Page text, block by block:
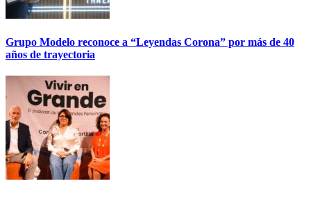
Grupo Modelo reconoce a “Leyendas Corona” por más de 40
años de trayectoria